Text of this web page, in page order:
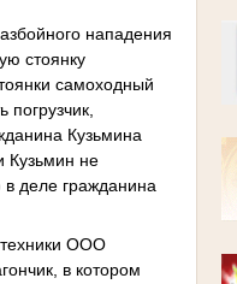
нападения
стоянку
самоходный
Кузьмина
Кузьмин не
деле гражданина
техники ООО
в котором